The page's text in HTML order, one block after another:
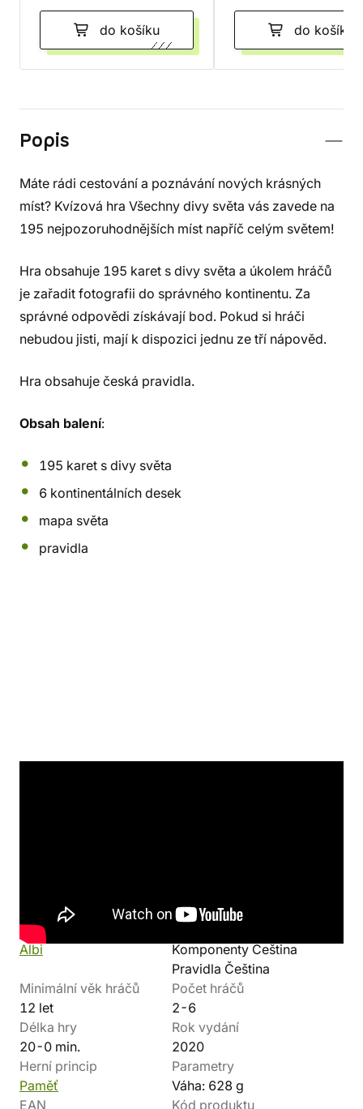
do košíku do košíku
Popis
Máte rádi cestování a poznávání nových krásných
míst? Kvízová hra Všechny divy světa vás zavede na
195 nejpozoruhodnějších míst napříč celým světem!
Hra obsahuje 195 karet s divy světa a úkolem hráčů
je zařadit fotografii do správného kontinentu. Za
správné odpovědi získávají bod. Pokud si hráči
nebudou jisti, mají k dispozici jednu ze tří nápověd.
Hra obsahuje česká pravidla.
Obsah balení:
195 karet s divy světa
6 kontinentálních desek
mapa světa
pravidla
Výrobce
Albi
Komponenty Čeština
Pravidla Čeština
Minimální věk hráčů
12 let
Počet hráčů
2-6
Délka hry
20-0 min.
Rok vydání
2020
Herní princip
Paměť
Parametry
Váha: 628 g
EAN
Kód produktu